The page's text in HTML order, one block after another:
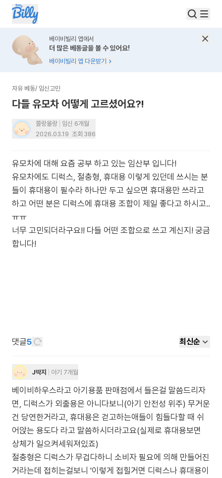
베이비빌리 앱에서
더 많은 베동글을 볼 수 있어요!
베이비빌리 앱 다운받기
자유 베동/ 임신고민
다들 유모차 어떻게 고르셨어요?!
쫄랑몰랑
임신 6개월
2026.03.19 조회 386
유모차에 대해 요즘 공부 하고 있는 임산부 입니다!
유모차에도 디럭스, 절충형, 휴대용 이렇게 있던데 쓰시는 분
들이 휴대용이 필수라 하나만 두고 싶으면 휴대용만 쓰라고
하고 어떤 분은 디럭스에 휴대용 조합이 제일 좋다고 하시고..
ㅠㅠ
너무 고민되더라구요!! 다들 어떤 조합으로 쓰고 계신지! 궁금
합니다!
댓글5 최신순
J딱지 아기 7개월
베이비하우스라고 아기용품 판매점에서 들은걸 말씀드리자
면, 디럭스가 외출용은 아니다보니(아기 안전성 위주) 무거운
건 당연한거라고, 휴대용은 걷고하는애들이 힘들다할 때 쉬
어앉는 용도다 라고 말씀하시더라고요(실제로 휴대용보면
상체가 일으켜세워져있죠)
절충형은 디럭스가 무겁다하니 소비자 필요에 의해 만들어진
거라는데 접히는걸보니 '이렇게 접힐거면 디럭스나 휴대용이